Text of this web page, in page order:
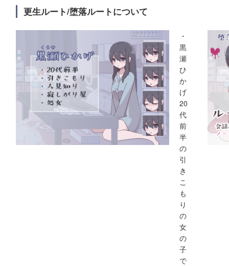
更生ルート/堕落ルートについて
・
黒
瀬
ひ
か
げ
20
代
前
半
の
引
き
こ
も
り
の
女
の
子
で